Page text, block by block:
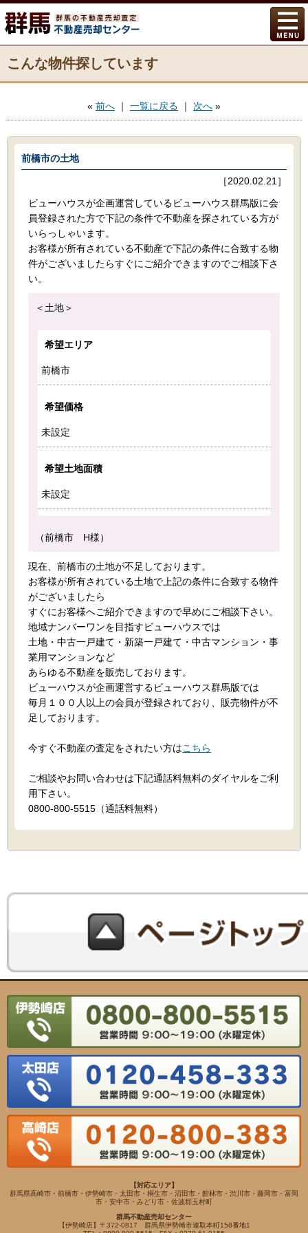
こんな物件探しています
« 前へ ｜ 一覧に戻る ｜ 次へ »
前橋市の土地
［2020.02.21］
ビューハウスが企画運営しているビューハウス群馬版に会
員登録された方で下記の条件で不動産を探されている方が
いらっしゃいます。
お客様が所有されている不動産で下記の条件に合致する物
件がございましたらすぐにご紹介できますのでご相談下さ
い。
＜土地＞
希望エリア
前橋市
希望価格
未設定
希望土地面積
未設定
（前橋市 H様）
現在、前橋市の土地が不足しております。
お客様が所有されている土地で上記の条件に合致する物件
がございましたら
すぐにお客様へご紹介できますので早めにご相談下さい。
地域ナンバーワンを目指すビューハウスでは
土地・中古一戸建て・新築一戸建て・中古マンション・事
業用マンションなど
あらゆる不動産を販売しております。
ビューハウスが企画運営するビューハウス群馬版では
毎月１００人以上の会員が登録されており、販売物件が不
足しております。
今すぐ不動産の査定をされたい方はこちら
ご相談やお問い合わせは下記通話料無料のダイヤルをご利
用下さい。
0800-800-5515（通話料無料）
【対応エリア】
群馬県高崎市・前橋市・伊勢崎市・太田市・桐生市・沼田市・館林市・渋川市・藤岡市・富岡
市・安中市・みどり市・佐波郡玉村町
群馬不動産売却センター
【伊勢崎店】〒372-0817 群馬県伊勢崎市連取本町158番地1